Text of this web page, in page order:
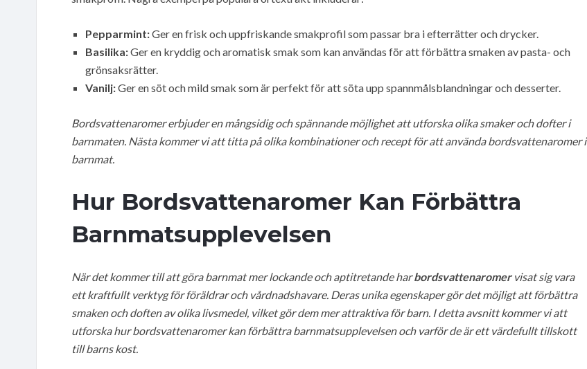
Pepparmint:Ger en frisk och uppfriskande smakprofil som passar bra i efterrätter och drycker.
Basilika:Ger en kryddig och aromatisk smak som kan användas för att förbättra smaken av pasta- och
grönsaksrätter.
Vanilj:Ger en söt och mild smak som är perfekt för att söta upp spannmålsblandningar och desserter.
Bordsvattenaromer erbjuder en mångsidig och spännande möjlighet att utforska olika smaker och dofter i
barnmaten. Nästa kommer vi att titta på olika kombinationer och recept för att använda bordsvattenaromer i
barnmat.
Hur Bordsvattenaromer Kan Förbättra
Barnmatsupplevelsen
När det kommer till att göra barnmat mer lockande och aptitretande harbordsvattenaromervisat sig vara
ett kraftfullt verktyg för föräldrar och vårdnadshavare. Deras unika egenskaper gör det möjligt att förbättra
smaken och doften av olika livsmedel, vilket gör dem mer attraktiva för barn. I detta avsnitt kommer vi att
utforska hur bordsvattenaromer kan förbättra barnmatsupplevelsen och varför de är ett värdefullt tillskott
till barns kost.